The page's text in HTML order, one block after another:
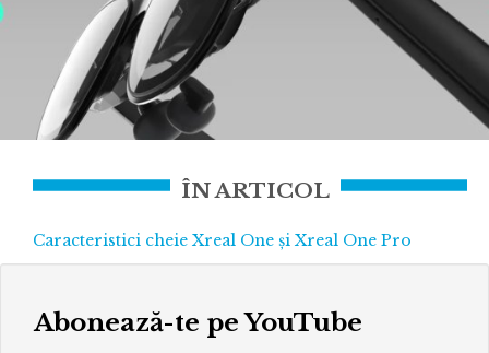
ÎN ARTICOL
Caracteristici cheie Xreal One și Xreal One Pro
Abonează-te pe YouTube